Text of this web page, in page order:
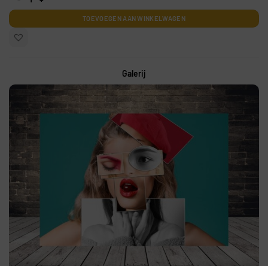
TOEVOEGEN AAN WINKELWAGEN
Galerij